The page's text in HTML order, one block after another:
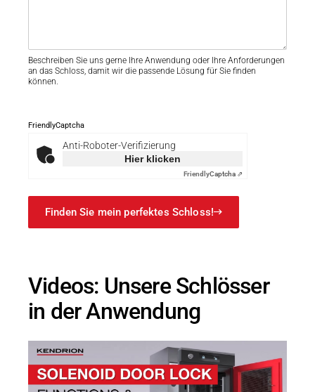
Beschreiben Sie uns gerne Ihre Anwendung oder Ihre Anforderungen
an das Schloss, damit wir die passende Lösung für Sie finden
können.
FriendlyCaptcha
Anti-Roboter-Verifizierung
Hier klicken
FriendlyCaptcha ⇗
Finden Sie mein perfektes Schloss!
Videos: Unsere Schlösser
in der Anwendung